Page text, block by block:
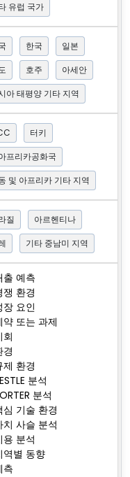
유럽 국가
한국
일본
호주
아세안
아 태평양 기타 지역
터키
프리카공화국
및 아프리카 기타 지역
질
아르헨티나
기타 중남미 지역
출 예측
쟁 환경
장 요인
약 또는 과제
회
경
제 환경
분석
분석
심 기술 환경
치 사슬 분석
용 분석
역별 동향
측